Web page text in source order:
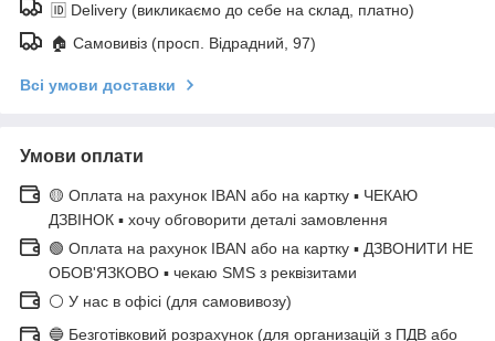
🆔 Delivery (викликаємо до себе на склад, платно)
🏠 Самовивіз (просп. Відрадний, 97)
Всі умови доставки
Умови оплати
🟡 Оплата на рахунок IBAN або на картку ▪ ЧЕКАЮ
ДЗВІНОК ▪ хочу обговорити деталі замовлення
🟢 Оплата на рахунок IBAN або на картку ▪ ДЗВОНИТИ НЕ
ОБОВ'ЯЗКОВО ▪ чекаю SMS з реквізитами
⚪ У нас в офісі (для самовивозу)
🔵 Безготівковий розрахунок (для организацій з ПДВ або